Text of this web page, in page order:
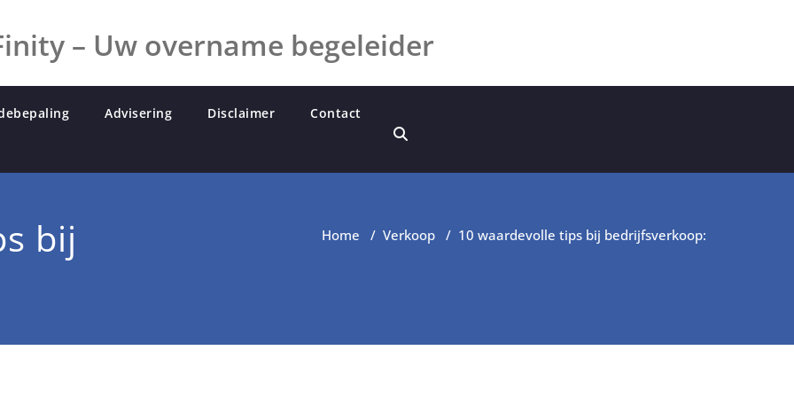
– Uw overname begeleider
Advisering Disclaimer Contact
bij
Home / Verkoop / 10 waardevolle tips bij bedrijfsverkoop: